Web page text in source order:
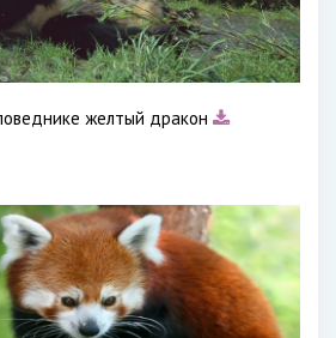
желтый дракон